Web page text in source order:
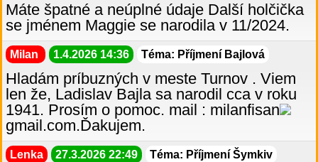
Máte špatné a neúplné údaje Další holčička
se jménem Maggie se narodila v 11/2024.
Milan 1.4.2026 14:36 Téma: Příjmení Bajlová
Hladám príbuzných v meste Turnov . Viem
len že, Ladislav Bajla sa narodil cca v roku
1941. Prosím o pomoc. mail : milanfisan
gmail.com.Ďakujem.
Lenka 27.3.2026 22:49 Téma: Příjmení Šymkiv